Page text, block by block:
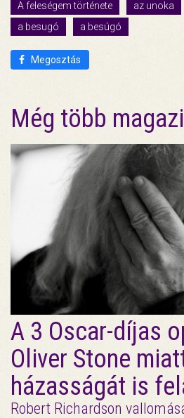
A feleségem története
az unoka
a besugó
a besúgó
Megosztás
Még több
A 3 Oscar-díjas
Oliver Stone
házasságát is
Robert Richardson